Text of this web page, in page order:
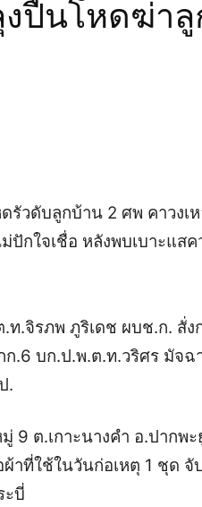
ปืนโหดฆ่าลู
วดับลูกบ้าน 2 ศพ คาวงเ
ปักใจเชื่อ หลังพบเบาะแส
ท.จิรภพ ภูริเดช ผบช.ก. สั่
.6 บก.ป.พ.ต.ท.วริศร มัจฉ
.
9 ต.เกาะนางคำ อ.ปากพ
าที่ใช้ในวันก่อเหตุ 1 ชุด
ะบี่